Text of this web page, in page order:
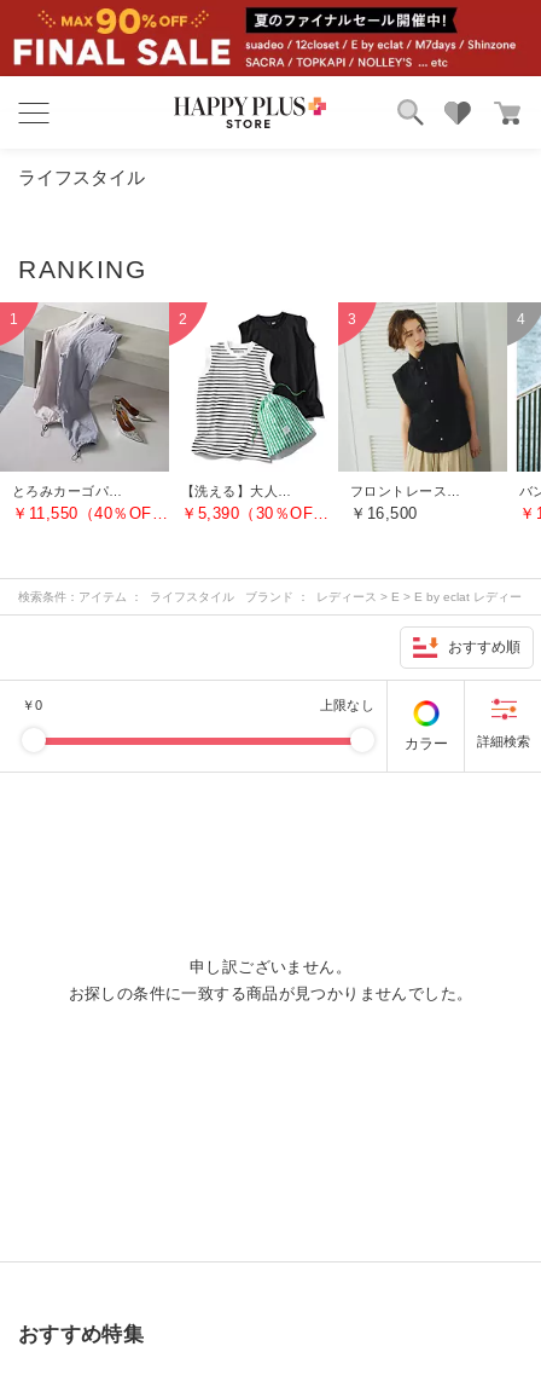
カテゴリ
お気に入り
ライフスタイル
￥11,550（40％OFF） ￥5,390（30％OFF） ￥16,500
検索条件： アイテム ： ライフスタイル ブランド ： レディース > E > E by eclat レディー
おすすめ順
￥0 上限なし
カラー
申し訳ございません。
お探しの条件に一致する商品が見つかりませんでした。
おすすめ特集